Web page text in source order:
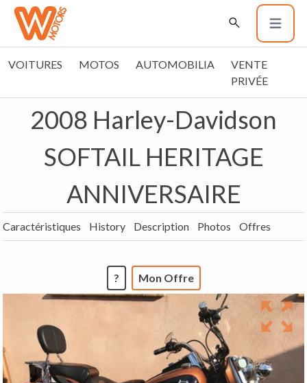
VOITURES MOTOS AUTOMOBILIA
VENTE
PRIVÉE
2008 Harley-Davidson
SOFTAIL HERITAGE
ANNIVERSAIRE
Caractéristiques History Description Photos Offres
? Mon Offre